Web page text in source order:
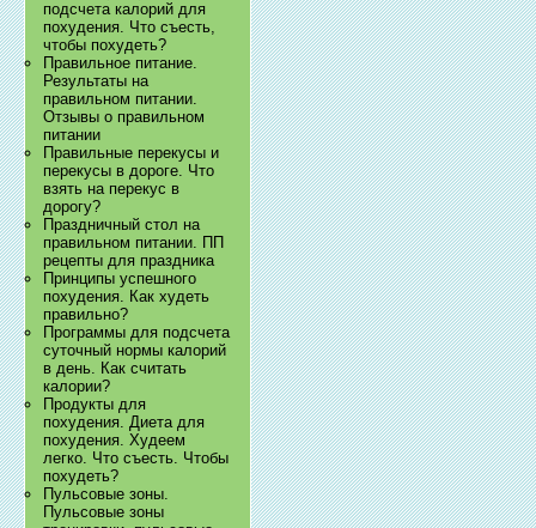
подсчета калорий для
похудения. Что съесть,
чтобы похудеть?
Правильное питание.
Результаты на
правильном питании.
Отзывы о правильном
питании
Правильные перекусы и
перекусы в дороге. Что
взять на перекус в
дорогу?
Праздничный стол на
правильном питании. ПП
рецепты для праздника
Принципы успешного
похудения. Как худеть
правильно?
Программы для подсчета
суточный нормы калорий
в день. Как считать
калории?
Продукты для
похудения. Диета для
похудения. Худеем
легко. Что съесть. Чтобы
похудеть?
Пульсовые зоны.
Пульсовые зоны